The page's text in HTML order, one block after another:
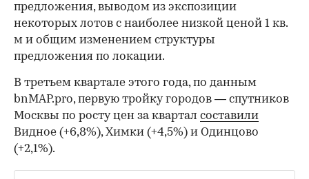
предложения, выводом из экспозиции
некоторых лотов с наиболее низкой ценой 1 кв.
м и общим изменением структуры
предложения по локации.
В третьем квартале этого года, по данным
bnMAP.pro, первую тройку городов — спутников
Москвы по росту цен за квартал составили
Видное (+6,8%), Химки (+4,5%) и Одинцово
(+2,1%).